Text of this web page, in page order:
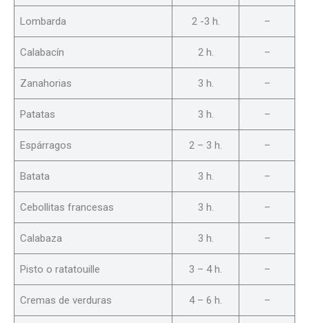
Lombarda 2 -3 h. –
Calabacín 2 h. –
Zanahorias 3 h. –
Patatas 3 h. –
Espárragos 2 – 3 h. –
Batata 3 h. –
Cebollitas francesas 3 h. –
Calabaza 3 h. –
Pisto o ratatouille 3 – 4 h. –
Cremas de verduras 4 – 6 h. –